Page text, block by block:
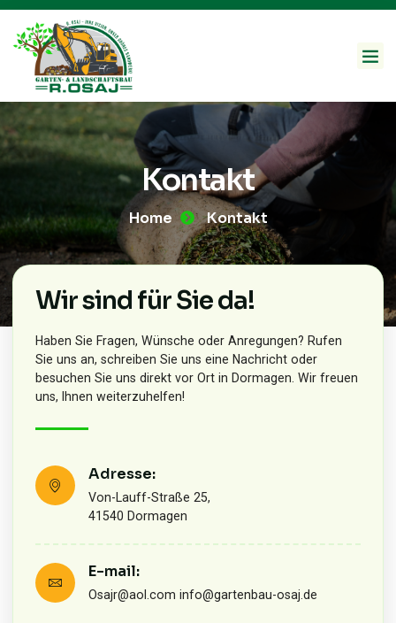
Kontakt
Home Kontakt
Wir sind für Sie da!
Haben Sie Fragen, Wünsche oder Anregungen? Rufen
Sie uns an, schreiben Sie uns eine Nachricht oder
besuchen Sie uns direkt vor Ort in Dormagen. Wir freuen
uns, Ihnen weiterzuhelfen!
Adresse:
Von-Lauff-Straße 25,
41540 Dormagen
E-mail:
Osajr@aol.com info@gartenbau-osaj.de